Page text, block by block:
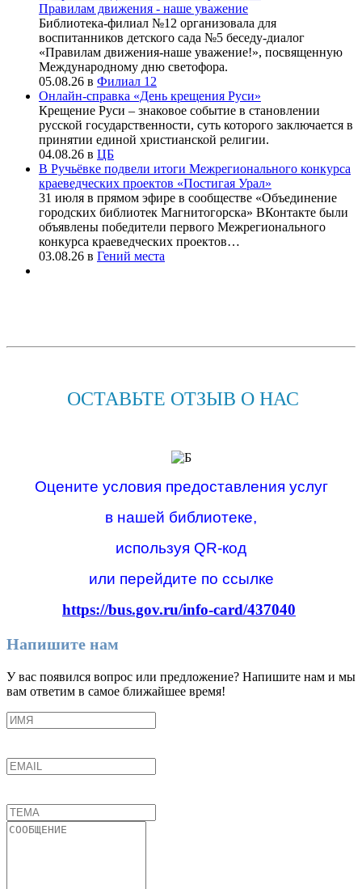
Правилам движения - наше уважение
Библиотека-филиал №12 организовала для
воспитанников детского сада №5 беседу-диалог
«Правилам движения-наше уважение!», посвященную
Международному дню светофора.
05.08.26 в Филиал 12
Онлайн-справка «День крещения Руси»
Крещение Руси – знаковое событие в становлении
русской государственности, суть которого заключается в
принятии единой христианской религии.
04.08.26 в ЦБ
В Ручьёвке подвели итоги Межрегионального конкурса
краеведческих проектов «Постигая Урал»
31 июля в прямом эфире в сообществе «Объединение
городских библиотек Магнитогорска» ВКонтакте были
объявлены победители первого Межрегионального
конкурса краеведческих проектов…
03.08.26 в Гений места
ОСТАВЬТЕ ОТЗЫВ О НАС
Оцените условия предоставления услуг
в нашей библиотеке,
используя QR-код
или перейдите по ссылке
https://bus.gov.ru/info-card/437040
Напишите нам
У вас появился вопрос или предложение? Напишите нам и мы
вам ответим в самое ближайшее время!